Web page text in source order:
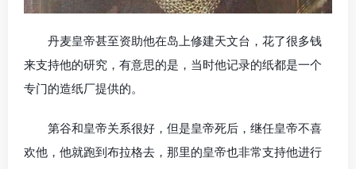
丹麦皇帝甚至资助他在岛上修建天文台，花了很多钱
来支持他的研究，有意思的是，当时他记录的纸都是一个
专门的造纸厂提供的。
第谷和皇帝关系很好，但是皇帝死后，继任皇帝不喜
欢他，他就跑到布拉格去，那里的皇帝也非常支持他进行